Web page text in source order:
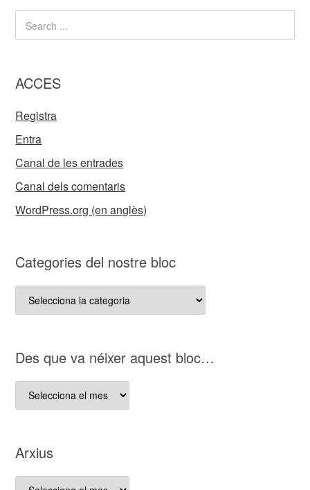
ACCES
Registra
Entra
Canal de les entrades
Canal dels comentaris
WordPress.org (en anglès)
Categories del nostre bloc
Categories
del
D es que va néixer aquest bloc…
D es
que
aquest
bloc…
Arxius
Arxius